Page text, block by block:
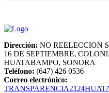
Dirección: NO REELECCION
16 DE SEPTIEMBRE,
HUATABAMPO, SONORA
Teléfono: (647) 426 0536
Correo electrónico: